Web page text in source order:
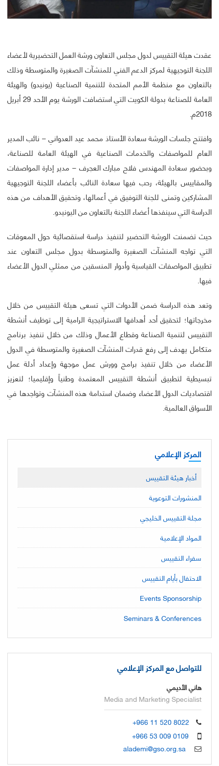
عقدت هيئة التقييس لدول مجلس التعاون ورشة العمل التحضيرية لأعضاء
اللجنة التوجيهية لمركز الدعم الفني للمنشآت الصغيرة والمتوسطة وذلك
بالتعاون مع منظمة الأمم المتحدة للتنمية الصناعية (يونيدو) والهيئة
العامة للصناعة بدولة الكويت التي استضافت الورشة يوم الأحد 29 أبريل
2018م.
وافتتح جلسات الورشة سعادة الأستاذ محمد عيد العدواني – نائب المدير
العام للمواصفات والخدمات الصناعية في الهيئة العامة للصناعة،
وبحضور سعادة المهندس فلاح مبارك العجرف – مدير إدارة المواصفات
والمقاييس بالهيئة، رحب فيها سعادة النائب بأعضاء اللجنة التوجيهية
المشاركين وتمنى للجنة التوفيق في أعمالها، وتحقيق الأهداف من هذه
الدراسة التي سينفذها أعضاء اللجنة بالتعاون من اليونيدو.
حيث تضمنت الورشة التحضير لتنفيذ دراسة استقصائية حول المعوقات
التي تواجه المنشآت الصغيرة والمتوسطة بدول مجلس التعاون عند
تطبيق المواصفات القياسية وأدوار المنسقين من ممثلي الدول الأعضاء
فيها.
وتعد هذه الدراسة ضمن الأدوات التي تسعى هيئة التقييس من خلال
مخرجاتها؛ لتحقيق أحد أهدافها الاستراتيجية الرامية إلى توظيف أنشطة
التقييس لتنمية الصناعة وقطاع الأعمال وذلك من خلال تنفيذ برنامج
متكامل يهدف إلى رفع قدرات المنشآت الصغيرة والمتوسطة في الدول
الأعضاء من خلال تنفيذ برامج وورش عمل موجهة وإعداد أدلة عمل
تبسيطية لتطبيق أنشطة التقييس المعتمدة وطنياً وإقليميا؛ لتعزيز
اقتصاديات الدول الأعضاء وضمان استدامة هذه المنشآت وتواجدها في
الأسواق العالمية.
المركز الإعلامي
أخبار هيئة التقييس
المنشورات التوعوية
مجلة التقييس الخليجي
المواد الإعلامية
سفراء التقييس
الاحتفال بأيام التقييس
Events Sponsorship
Seminars & Conferences
للتواصل مع المركز الإعلامي
هاني الأديمي
Media and Marketing Specialist
+966 11 520 8022
+966 53 009 0109
alademi@gso.org.sa